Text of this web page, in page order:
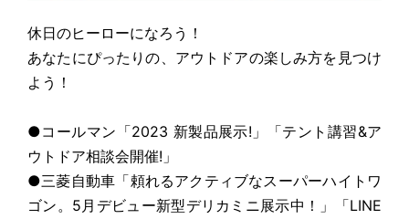
休日のヒーローになろう！
あなたにぴったりの、アウトドアの楽しみ方を見つけ
よう！
●コールマン「2023 新製品展示!」「テント講習&ア
ウトドア相談会開催!」
●三菱自動車「頼れるアクティブなスーパーハイトワ
ゴン。5月デビュー新型デリカミニ展示中！」「LINE